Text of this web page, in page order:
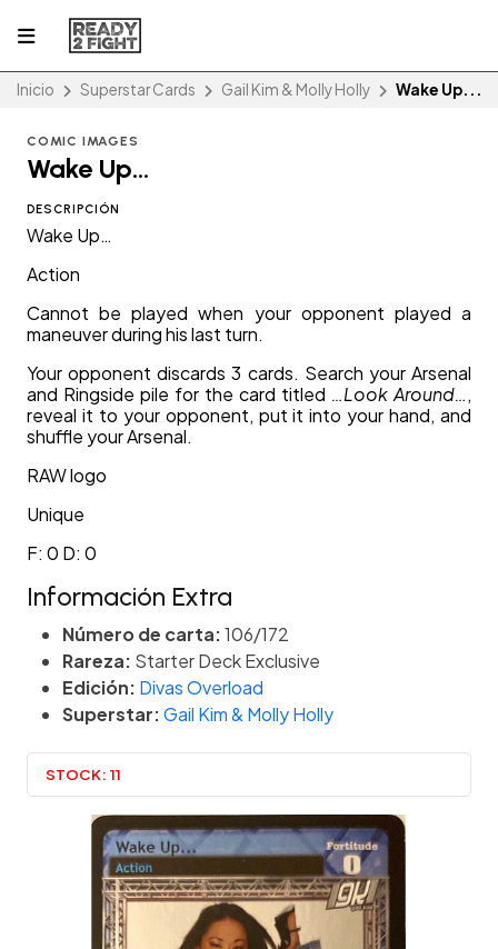
Inicio Superstar Cards Gail Kim & Molly Holly Wake Up...
COMIC IMAGES
Wake Up...
DESCRIPCIÓN
Wake Up…
Action
Cannot be played when your opponent played a
maneuver during his last turn.
Your opponent discards 3 cards. Search your Arsenal
and Ringside pile for the card titled …Look Around…,
reveal it to your opponent, put it into your hand, and
shuffle your Arsenal.
RAW logo
Unique
F: 0 D: 0
Información Extra
Número de carta:106/172
Rareza: Starter Deck Exclusive
Edición: Divas Overload
Superstar:Gail Kim & Molly Holly
STOCK: 11